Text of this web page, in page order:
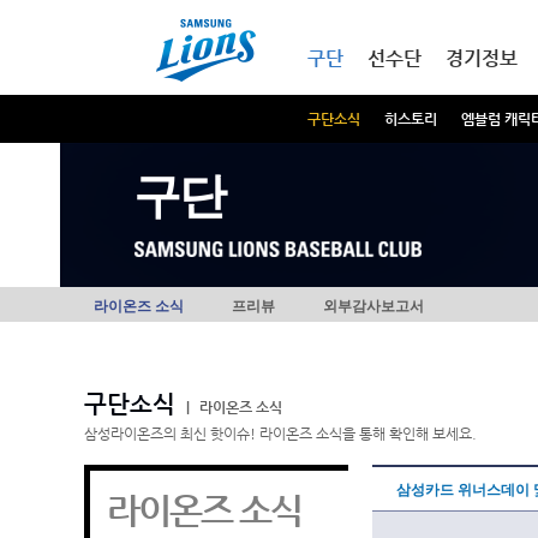
구단
구단소식 히스토리 엠블럼 캐릭
선수단 경기정보
구단
라이온즈 소식 프리뷰 외부감사보고서
구단소식
라이온즈 소식
삼성라이온즈의 최신 핫이슈! 라이온즈 소식을 통해 확인해 보세요.
라이온즈 소식 삼성카드 위너스데이